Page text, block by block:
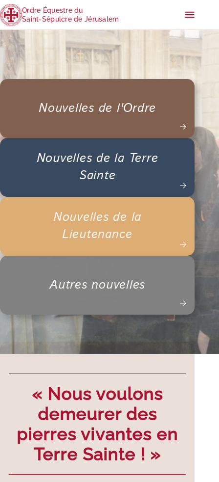
Ordre Équestre du
Saint-Sépulcre de Jérusalem
Nouvelles de l'Ordre
Nouvelles de la Terre
Sainte
Nouvelles de la
Lieutenance
Autres nouvelles
« Nous voulons
demeurer des
pierres vivantes en
Terre Sainte ! »